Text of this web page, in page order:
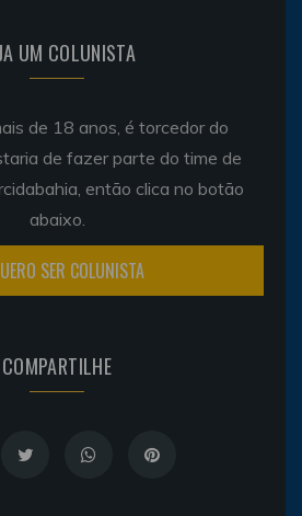
UM COLUNISTA
de 18 anos, é torcedor do
de fazer parte do time de
então clica no botão
abaixo.
SER COLUNISTA
COMPARTILHE